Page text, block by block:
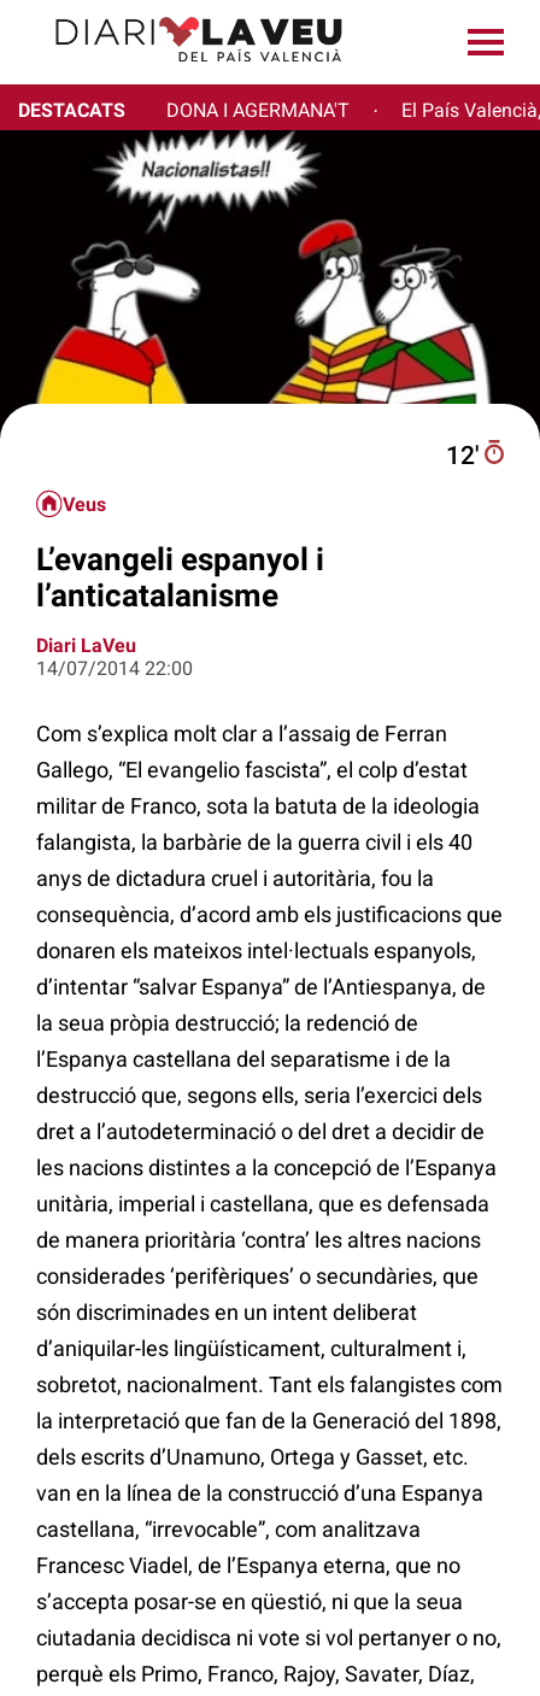
DESTACATS DONA I AGERMANA'T · El País
12′
Veus
L’evangeli espanyol i
l’anticatalanisme
Diari LaVeu
14/07/2014 22:00
Com s’explica molt clar a l’assaig de Ferran
Gallego, “El evangelio fascista”, el colp d’estat
militar de Franco, sota la batuta de la ideologia
falangista, la barbàrie de la guerra civil i els 40
anys de dictadura cruel i autoritària, fou la
consequència, d’acord amb els justificacions que
donaren els mateixos intel·lectuals espanyols,
d’intentar “salvar Espanya” de l’Antiespanya, de
la seua pròpia destrucció; la redenció de
l’Espanya castellana del separatisme i de la
destrucció que, segons ells, seria l’exercici dels
dret a l’autodeterminació o del dret a decidir de
les nacions distintes a la concepció de l’Espanya
unitària, imperial i castellana, que es defensada
de manera prioritària ‘contra’ les altres nacions
considerades ‘perifèriques’ o secundàries, que
són discriminades en un intent deliberat
d’aniquilar-les lingüísticament, culturalment i,
sobretot, nacionalment. Tant els falangistes com
la interpretació que fan de la Generació del 1898,
dels escrits d’Unamuno, Ortega y Gasset, etc.
van en la línea de la construcció d’una Espanya
castellana, “irrevocable”, com analitzava
Francesc Viadel, de l’Espanya eterna, que no
s’accepta posar-se en qüestió, ni que la seua
ciutadania decidisca ni vote si vol pertanyer o no,
perquè els Primo, Franco, Rajoy, Savater, Díaz,